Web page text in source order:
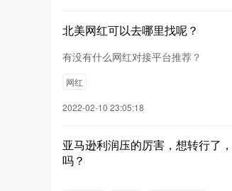
北美网红可以去哪里找呢？
有没有什么网红对接平台推荐？
网红
2022-02-10 23:05:18
亚马逊利润压的厉害，想转行了
吗？